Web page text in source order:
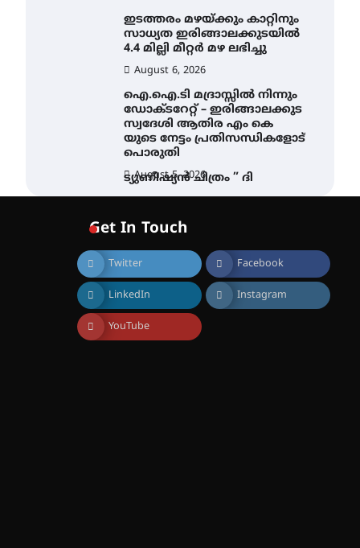
ഇടത്തരം മഴയ്ക്കും കാറ്റിനും
സാധ്യത ഇരിങ്ങാലക്കുടയിൽ
4.4 മില്ലി മീറ്റർ മഴ ലഭിച്ചു
August 6, 2026
ഐ.ഐ.ടി മദ്രാസ്സിൽ നിന്നും
ഡോക്ടറേറ്റ് – ഇരിങ്ങാലക്കുട
സ്വദേശി ആതിര എം കെ
യുടെ നേട്ടം പ്രതിസന്ധികളോട്
പൊരുതി
August 5, 2026
ട്യുണീഷ്യൻ ചിത്രം ” ദി
സൊസൈറ്റി ആഗസ്റ്റ് 7
വെള്ളിയാഴ്ച സ്‌ക്രീൻ
ചെയ്യുന്നു
August 6, 2026
സെന്റ് ജോസഫ്സ് കോളജ്
കോമേഴ്‌സ്
അസോസിയേഷന്
തുടക്കമായി
Get In Touch
Twitter Facebook
LinkedIn Instagram
YouTube